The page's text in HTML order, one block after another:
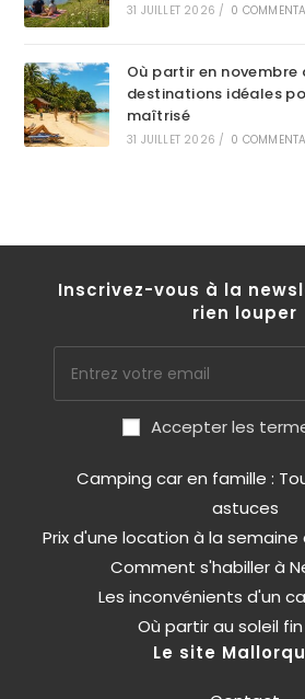
31 JUILLET 2026 / 0
Où partir en novembre
destinations idéales
maîtrisé
31 JUILLET 2026 / 0
Inscrivez-vous à la
rien louper
Accepter les
Camping car en famille :
astuces
Prix d'une location à la
Comment s'habiller à
Les inconvénients d'un
Où partir au soleil fin
Le site